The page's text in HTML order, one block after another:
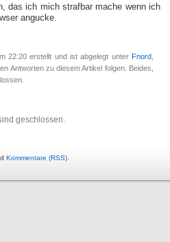
das ich mich strafbar mache wenn ich
angucke.
22:20 erstellt und ist abgelegt unter Fnord
Antworten zu diesem Artikel folgen. Beides,
geschlossen.
Kommentare (RSS)